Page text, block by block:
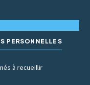
PERSONNELLES
à recueillir